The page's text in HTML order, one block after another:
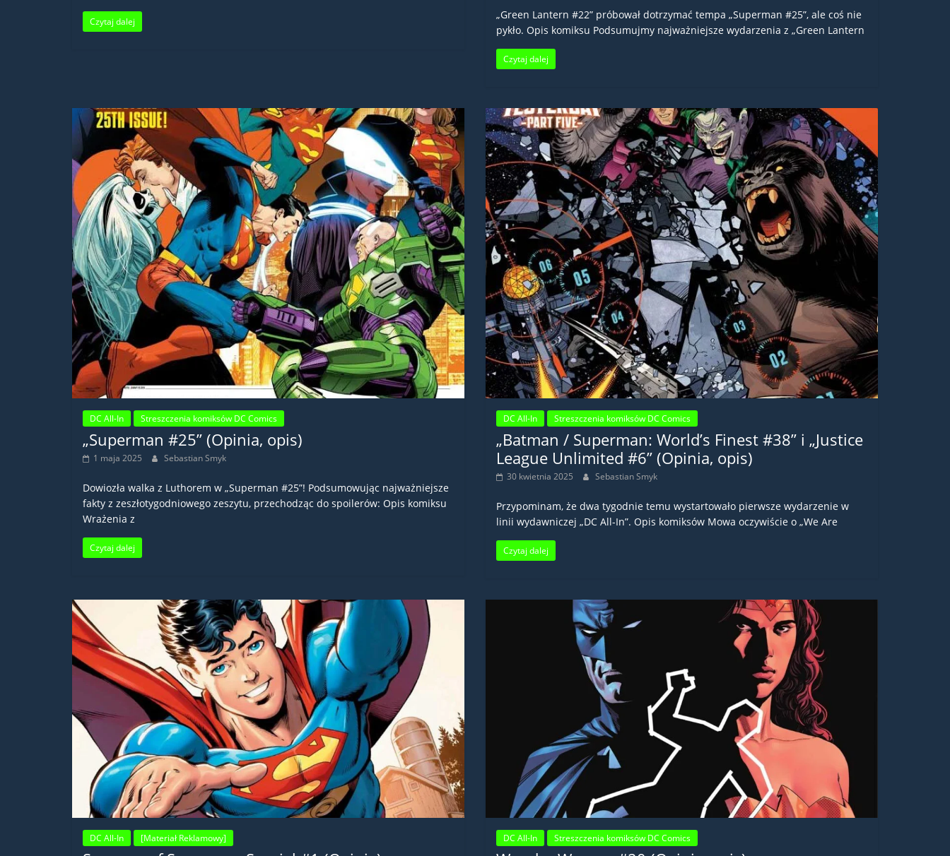
Czytaj dalej
„Green Lantern #22” próbował dotrzymać tempa „Superman #25”, ale coś nie
pykło. Opis komiksu Podsumujmy najważniejsze wydarzenia z „Green Lantern
Czytaj dalej
DC All-In Streszczenia komiksów DC Comics
„Superman #25” (Opinia, opis)
1 maja 2025 Sebastian Smyk
Dowiozła walka z Luthorem w „Superman #25”! Podsumowując najważniejsze
fakty z zeszłotygodniowego zeszytu, przechodząc do spoilerów: Opis komiksu
Wrażenia z
Czytaj dalej
DC All-In Streszczenia komiksów DC Comics
„Batman / Superman: World’s Finest #38” i „Justice
League Unlimited #6” (Opinia, opis)
30 kwietnia 2025 Sebastian Smyk
Przypominam, że dwa tygodnie temu wystartowało pierwsze wydarzenie w
linii wydawniczej „DC All-In”. Opis komiksów Mowa oczywiście o „We Are
Czytaj dalej
DC All-In [Materiał Reklamowy] DC All-In Streszczenia komiksów DC Comics